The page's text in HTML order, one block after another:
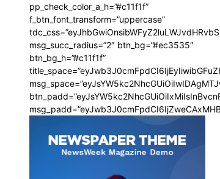
pp_check_color_a_h=”#c11f1f”
f_btn_font_transform=”uppercase”
msg_succ_radius=”2″ btn_bg=”#ec3535″
btn_bg_h=”#c11f1f”